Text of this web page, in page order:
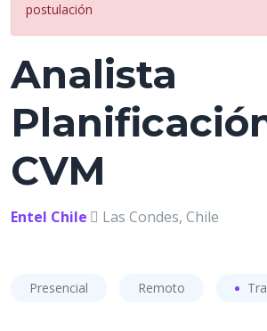
postulación
Analista
CVM
Entel Chile Las Condes, Chile
Presencial Remoto